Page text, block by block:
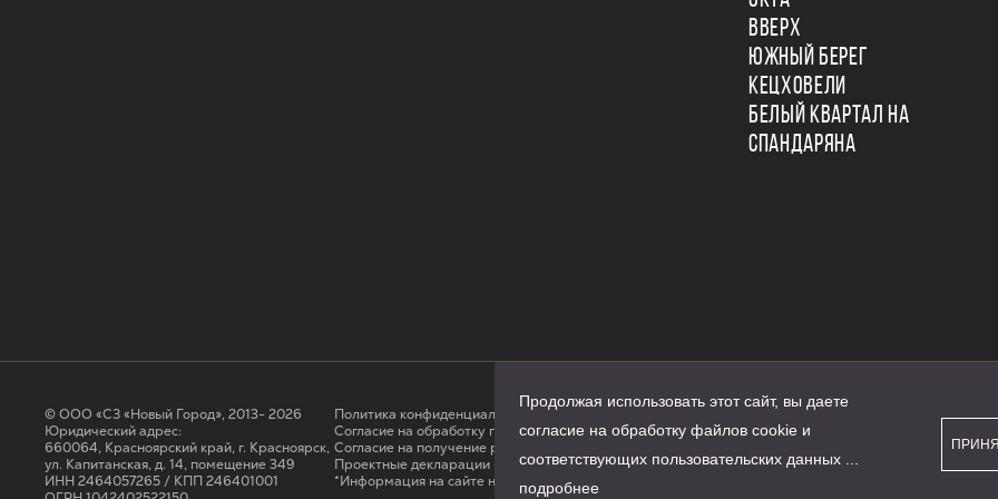
ВВЕРХ
ЮЖНЫЙ БЕРЕГ
КЕЦХОВЕЛИ
БЕЛЫЙ КВАРТАЛ НА
СПАНДАРЯНА
© ООО «СЗ «Новый Город», 2013- 2026
Юридический адрес:
660064, Красноярский край, г. Красноярск,
ул. Капитанская, д. 14, помещение 349
ИНН 2464057265 / КПП 246401001
Политика конфиденциальности
Согласие на обработку персональных данных
Cогласие на получение рассылки
Проектные декларации на сайте наш.дом.рф
*Информация на сайте не является публичной офертой
Продолжая использовать этот сайт, вы даете
согласие на обработку файлов cookie и
соответствующих пользовательских данных
подробнее